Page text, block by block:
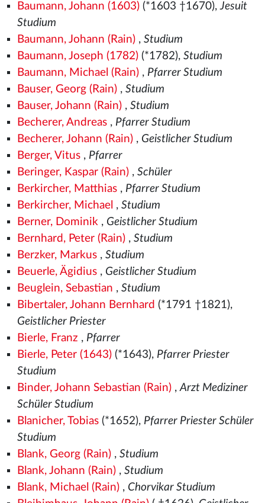
Baumann, Johann (1603)(*1603 †1670),Jesuit
Studium
Baumann, Johann (Rain), Studium
Baumann, Joseph (1782)(*1782), Studium
Baumann, Michael (Rain), Pfarrer Studium
Bauser, Georg (Rain), Studium
Bauser, Johann (Rain), Studium
Becherer, Andreas, Pfarrer Studium
Becherer, Johann (Rain), Geistlicher Studium
Berger, Vitus, Pfarrer
Beringer, Kaspar (Rain), Schüler
Berkircher, Matthias, Pfarrer Studium
Berkircher, Michael , Studium
Berner, Dominik, Geistlicher Studium
Bernhard, Peter (Rain), Studium
Berzker, Markus, Studium
Beuerle, Ägidius, Geistlicher Studium
Beuglein, Sebastian , Studium
Bibertaler, Johann Bernhard (*1791 †1821),
Geistlicher Priester
Bierle, Franz , Pfarrer
Bierle, Peter (1643)(*1643), Pfarrer Priester
Studium
Binder, Johann Sebastian (Rain),Arzt Mediziner
Schüler Studium
Blanicher, Tobias(*1652), Pfarrer Priester Schüler
Studium
Blank, Georg (Rain), Studium
Blank, Johann (Rain), Studium
Blank, Michael (Rain), Chorvikar Studium